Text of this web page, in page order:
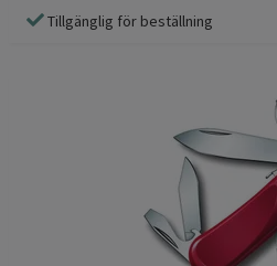
Tillgänglig för beställning